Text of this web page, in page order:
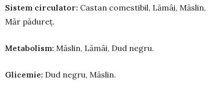
Sistem circulator: Castan comestibil, Lămâi, Măslin,
Măr pădureț.
Metabolism: Măslin, Lămâi, Dud negru.
Glicemie: Dud negru, Măslin.